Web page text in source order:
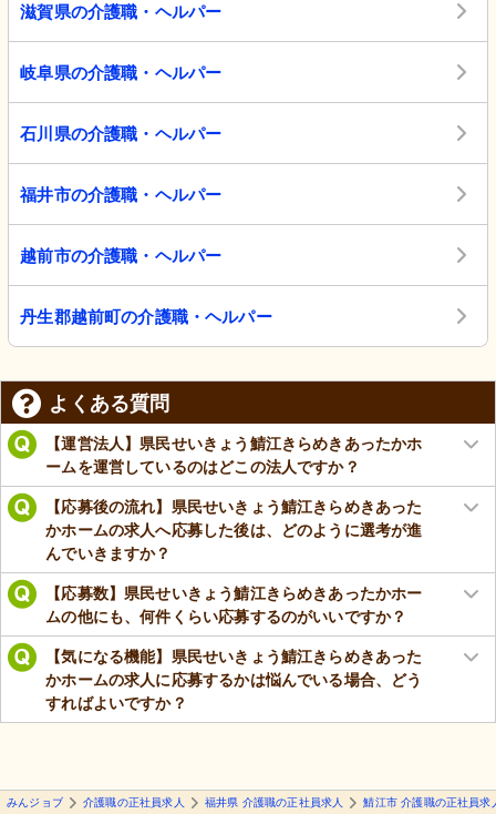
滋賀県の介護職・ヘルパー
岐阜県の介護職・ヘルパー
石川県の介護職・ヘルパー
福井市の介護職・ヘルパー
越前市の介護職・ヘルパー
丹生郡越前町の介護職・ヘルパー
よくある質問
【運営法人】県民せいきょう鯖江きらめきあったかホ
ームを運営しているのはどこの法人ですか？
【応募後の流れ】県民せいきょう鯖江きらめきあった
かホームの求人へ応募した後は、どのように選考が進
んでいきますか？
【応募数】県民せいきょう鯖江きらめきあったかホー
ムの他にも、何件くらい応募するのがいいですか？
【気になる機能】県民せいきょう鯖江きらめきあった
かホームの求人に応募するかは悩んでいる場合、どう
すればよいですか？
みんジョブ 介護職の正社員求人 福井県 介護職の正社員求人 鯖江市 介護職の正社員求